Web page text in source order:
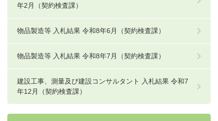
年2月（契約検査課）
物品製造等 入札結果 令和8年6月（契約検査課）
物品製造等 入札結果 令和8年7月（契約検査課）
建設工事、測量及び建設コンサルタント 入札結果 令和7
年12月（契約検査課）